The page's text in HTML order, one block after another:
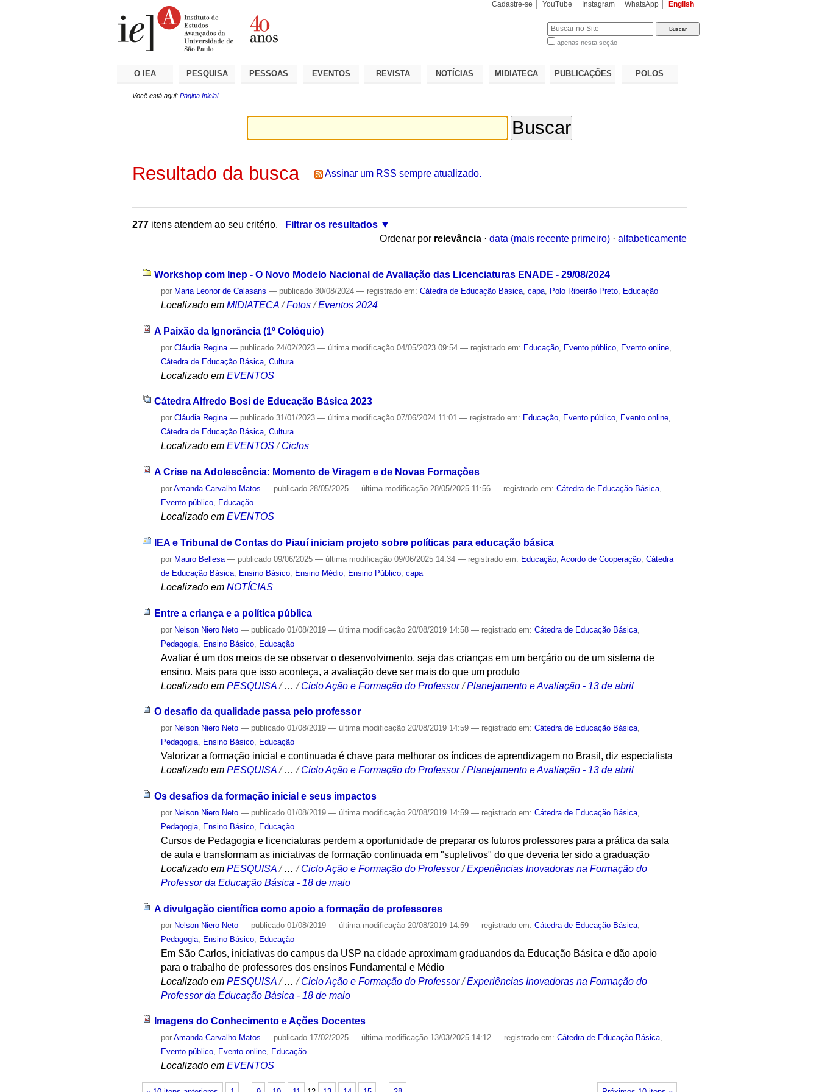
Cadastre-se YouTube Instagram WhatsApp English
apenas nesta seção
O IEA PESQUISA PESSOAS EVENTOS REVISTA NOTÍCIAS MIDIATECA PUBLICAÇÕES POLOS
Você está aqui: Página Inicial
Resultado da busca Assinar um RSS sempre atualizado.
277 itens atendem ao seu critério.
Filtrar os resultados
Ordenar por relevância · data (mais recente primeiro) · alfabeticamente
Workshop com Inep - O Novo Modelo Nacional de Avaliação das Licenciaturas ENADE - 29/08/2024
por Maria Leonor de Calasans — publicado 30/08/2024— registrado em:Cátedra de Educação Básica ,capa Polo Ribeirão Preto Educação
Localizado em MIDIATECA /Fotos /Eventos 2024
A Paixão da Ignorância (1º Colóquio)
porCláudia Regina — publicado 24/02/2023— última modificação 04/05/2023 09:54— registrado em: Educação Evento público Evento online
Cátedra de Educação Básica ,Cultura
Localizado em EVENTOS
Cátedra Alfredo Bosi de Educação Básica 2023
porCláudia Regina — publicado 31/01/2023— última modificação 07/06/2024 11:01— registrado em: Educação, Evento público, Evento online,
Cátedra de Educação Básica,Cultura
Localizado em EVENTOS /Ciclos
A Crise na Adolescência: Momento de Viragem e de Novas Formações
porAmanda Carvalho Matos — publicado 28/05/2025— última modificação 28/05/2025 11:56— registrado em:Cátedra de Educação Básica,
Evento público, Educação
Localizado em EVENTOS
IEA e Tribunal de Contas do Piauí iniciam projeto sobre políticas para educação básica
por Mauro Bellesa — publicado 09/06/2025— última modificação 09/06/2025 14:34— registrado em: Educação ,Acordo de Cooperação ,Cátedra
de Educação Básica
Ensino Básico Ensino Médio Ensino Público ,capa
Localizado em NOTÍCIAS
Entre a criança e a política pública
por Nelson Niero Neto — publicado 01/08/2019— última modificação 20/08/2019 14:58— registrado em:Cátedra de Educação Básica
Pedagogia Ensino Básico Educação
Avaliar é um dos meios de se observar o desenvolvimento, seja das crianças em um berçário ou de um sistema de
ensino. Mais para que isso aconteça, a avaliação deve ser mais do que um produto
Localizado em PESQUISA /…/Ciclo Ação e Formação do Professor /Planejamento e Avaliação - 13 de abril
O desafio da qualidade passa pelo professor
por Nelson Niero Neto — publicado 01/08/2019— última modificação 20/08/2019 14:59— registrado em:Cátedra de Educação Básica,
Pedagogia, Ensino Básico, Educação
Valorizar a formação inicial e continuada é chave para melhorar os índices de aprendizagem no Brasil, diz especialista
Localizado em PESQUISA /…/Ciclo Ação e Formação do Professor /Planejamento e Avaliação - 13 de abril
Os desafios da formação inicial e seus impactos
por Nelson Niero Neto — publicado 01/08/2019— última modificação 20/08/2019 14:59— registrado em:Cátedra de Educação Básica
Pedagogia
Ensino Básico Educação
Cursos de Pedagogia e licenciaturas perdem a oportunidade de preparar os futuros professores para a prática da sala
de aula e transformam as iniciativas de formação continuada em "supletivos" do que deveria ter sido a graduação
Localizado em PESQUISA /…/Ciclo Ação e Formação do Professor /Experiências Inovadoras na Formação do
Professor da Educação Básica - 18 de maio
A divulgação científica como apoio a formação de professores
por Nelson Niero Neto — publicado 01/08/2019— última modificação 20/08/2019 14:59— registrado em:Cátedra de Educação Básica
Pedagogia Ensino Básico Educação
Em São Carlos, iniciativas do campus da USP na cidade aproximam graduandos da Educação Básica e dão apoio
para o trabalho de professores dos ensinos Fundamental e Médio
Localizado em PESQUISA /…/Ciclo Ação e Formação do Professor /Experiências Inovadoras na Formação do
Professor da Educação Básica - 18 de maio
Imagens do Conhecimento e Ações Docentes
porAmanda Carvalho Matos — publicado 17/02/2025— última modificação 13/03/2025 14:12— registrado em:Cátedra de Educação Básica,
Evento público, Evento online, Educação
Localizado em EVENTOS